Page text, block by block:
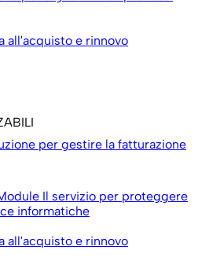
all'acquisto e rinnovo
per gestire la fatturazione
Il servizio per proteggere
informatiche
all'acquisto e rinnovo